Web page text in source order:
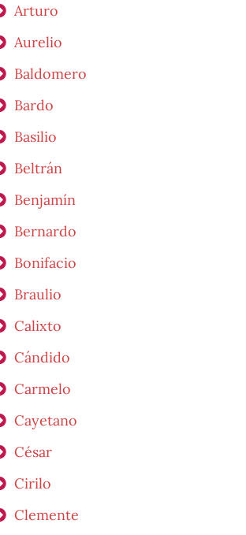
Arturo
Aurelio
Baldomero
Bardo
Basilio
Beltrán
Benjamín
Bernardo
Bonifacio
Braulio
Calixto
Cándido
Carmelo
Cayetano
César
Cirilo
Clemente